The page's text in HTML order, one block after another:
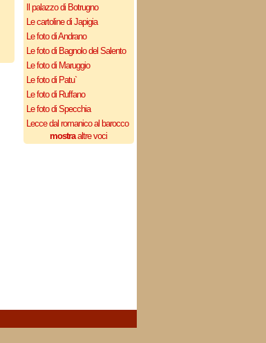
Il palazzo di Botrugno
Le cartoline di Japigia
Le foto di Andrano
Le foto di Bagnolo del Salento
Le foto di Maruggio
Le foto di Patu`
Le foto di Ruffano
Le foto di Specchia
Lecce dal romanico al barocco
mostraaltre voci